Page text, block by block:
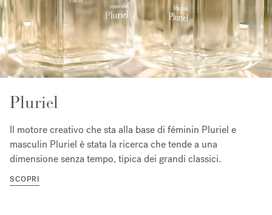
Pluriel
Il motore creativo che sta alla base di féminin Pluriel e
masculin Pluriel è stata la ricerca che tende a una
dimensione senza tempo, tipica dei grandi classici.
SCOPRI